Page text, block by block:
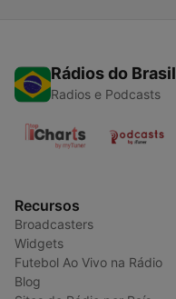
Rádios do Brasil
Radios e Podcasts
Recursos
Broadcasters
Widgets
Futebol Ao Vivo na Rádio
Blog